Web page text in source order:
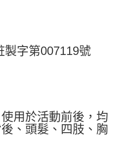
字第007119號
用於活動前後，均
、頭髮、四肢、胸